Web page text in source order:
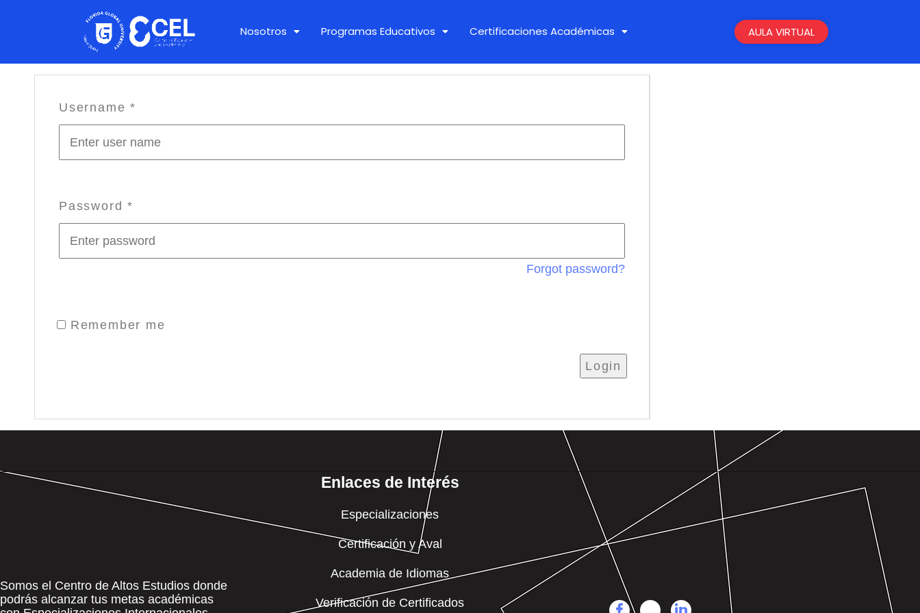
Nosotros Programas Educativos Certificaciones Académicas AULA VIRTUAL
Username*
Password*
Forgot password?
Remember me
Somos el Centro de Altos Estudios donde
podrás alcanzar tus metas académicas
Enlaces de Interés
Especializaciones
Certificación y Aval
Academia de Idiomas
Verificación de Certificados